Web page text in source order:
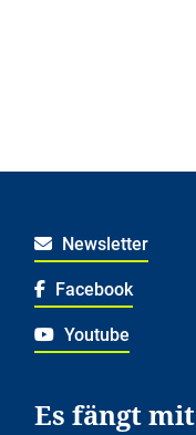
Newsletter
Facebook
Youtube
Es fängt mit